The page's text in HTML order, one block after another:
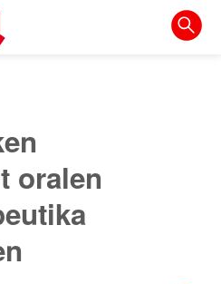
oralen